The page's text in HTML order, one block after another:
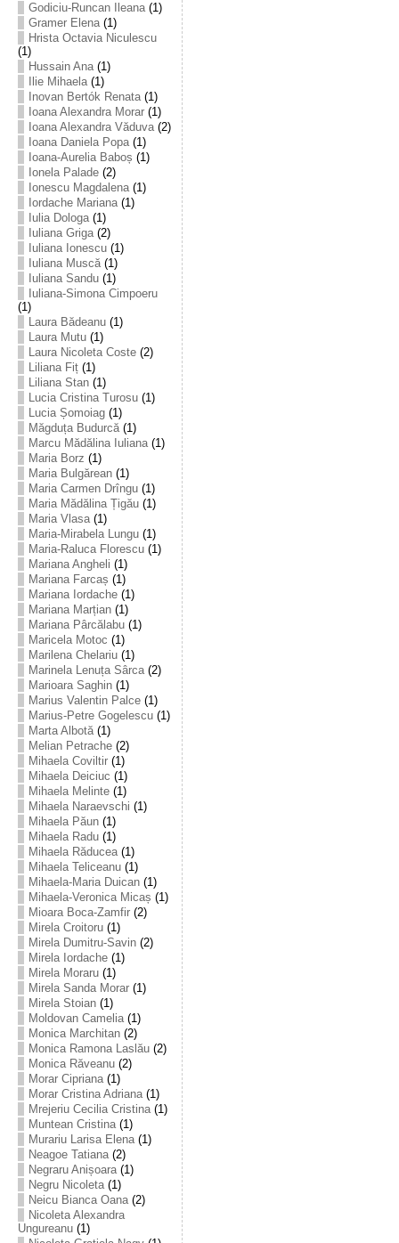
Godiciu-Runcan Ileana(1)
Gramer Elena(1)
Hrista Octavia Niculescu
(1)
Hussain Ana(1)
Ilie Mihaela(1)
Inovan Bertók Renata(1)
Ioana Alexandra Morar(1)
Ioana Alexandra Văduva(2)
Ioana Daniela Popa(1)
Ioana-Aurelia Baboș (1)
Ionela Palade(2)
Ionescu Magdalena(1)
Iordache Mariana(1)
Iulia Dologa(1)
Iuliana Griga(2)
Iuliana Ionescu(1)
Iuliana Muscă(1)
Iuliana Sandu(1)
Iuliana-Simona Cimpoeru
(1)
Laura Bădeanu(1)
Laura Mutu(1)
Laura Nicoleta Coste(2)
Liliana Fiț(1)
Liliana Stan(1)
Lucia Cristina Turosu(1)
Lucia Șomoiag(1)
Măgduța Budurcă(1)
Marcu Mădălina Iuliana(1)
Maria Borz (1)
Maria Bulgărean(1)
Maria Carmen Drîngu(1)
Maria Mădălina Țigău(1)
Maria Vlasa(1)
Maria-Mirabela Lungu(1)
Maria-Raluca Florescu(1)
Mariana Angheli (1)
Mariana Farcaș (1)
Mariana Iordache(1)
Mariana Marțian(1)
Mariana Pârcălabu(1)
Maricela Motoc (1)
Marilena Chelariu(1)
Marinela Lenuța Sârca(2)
Marioara Saghin(1)
Marius Valentin Palce(1)
Marius-Petre Gogelescu(1)
Marta Albotă(1)
Melian Petrache(2)
Mihaela Coviltir(1)
Mihaela Deiciuc (1)
Mihaela Melinte(1)
Mihaela Naraevschi (1)
Mihaela Păun(1)
Mihaela Radu(1)
Mihaela Răducea(1)
Mihaela Teliceanu(1)
Mihaela-Maria Duican(1)
Mihaela-Veronica Micaș (1)
Mioara Boca-Zamfir(2)
Mirela Croitoru(1)
Mirela Dumitru-Savin(2)
Mirela Iordache(1)
Mirela Moraru(1)
Mirela Sanda Morar(1)
Mirela Stoian(1)
Moldovan Camelia(1)
Monica Marchitan(2)
Monica Ramona Laslău(2)
Monica Răveanu(2)
Morar Cipriana(1)
Morar Cristina Adriana(1)
Mrejeriu Cecilia Cristina(1)
Muntean Cristina(1)
Murariu Larisa Elena(1)
Neagoe Tatiana(2)
Negraru Anișoara(1)
Negru Nicoleta(1)
Neicu Bianca Oana(2)
Nicoleta Alexandra
Ungureanu(1)